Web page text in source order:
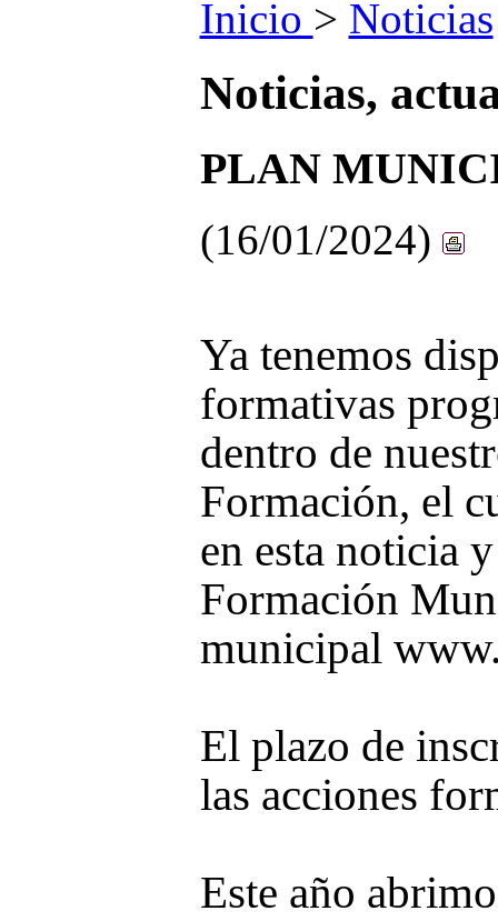
Inicio > Noticias
Noticias,
PLAN
(16/01/2024)
Ya tenemos
formativas
dentro de
Formación, el
en esta noticia
Formación
municipal
El plazo de
las acciones
Este año